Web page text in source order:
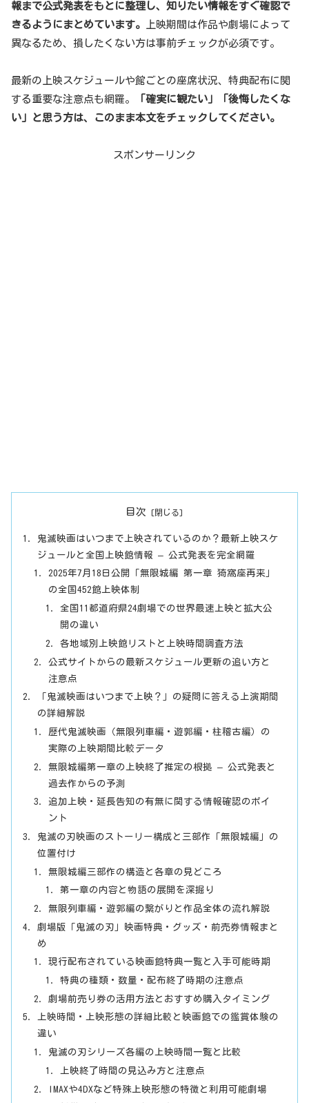
報まで公式発表をもとに整理し、知りたい情報をすぐ確認で
きるようにまとめています。
上映期間は作品や劇場によって
異なるため、損したくない方は事前チェックが必須です。
最新の上映スケジュールや館ごとの座席状況、特典配布に関
する重要な注意点も網羅。
「確実に観たい」「後悔したくな
い」と思う方は、このまま本文をチェックしてください。
スポンサーリンク
目次
鬼滅映画はいつまで上映されているのか？最新上映スケ
ジュールと全国上映館情報 – 公式発表を完全網羅
2025年7月18日公開「無限城編 第一章 猗窩座再来」
の全国452館上映体制
全国11都道府県24劇場での世界最速上映と拡大公
開の違い
各地域別上映館リストと上映時間調査方法
公式サイトからの最新スケジュール更新の追い方と
注意点
「鬼滅映画はいつまで上映？」の疑問に答える上演期間
の詳細解説
歴代鬼滅映画（無限列車編・遊郭編・柱稽古編）の
実際の上映期間比較データ
無限城編第一章の上映終了推定の根拠 – 公式発表と
過去作からの予測
追加上映・延長告知の有無に関する情報確認のポイ
ント
鬼滅の刃映画のストーリー構成と三部作「無限城編」の
位置付け
無限城編三部作の構造と各章の見どころ
第一章の内容と物語の展開を深掘り
無限列車編・遊郭編の繋がりと作品全体の流れ解説
劇場版「鬼滅の刃」映画特典・グッズ・前売券情報まと
め
現行配布されている映画館特典一覧と入手可能時期
特典の種類・数量・配布終了時期の注意点
劇場前売り券の活用方法とおすすめ購入タイミング
上映時間・上映形態の詳細比較と映画館での鑑賞体験の
違い
鬼滅の刃シリーズ各編の上映時間一覧と比較
上映終了時間の見込み方と注意点
IMAXや4DXなど特殊上映形態の特徴と利用可能劇場